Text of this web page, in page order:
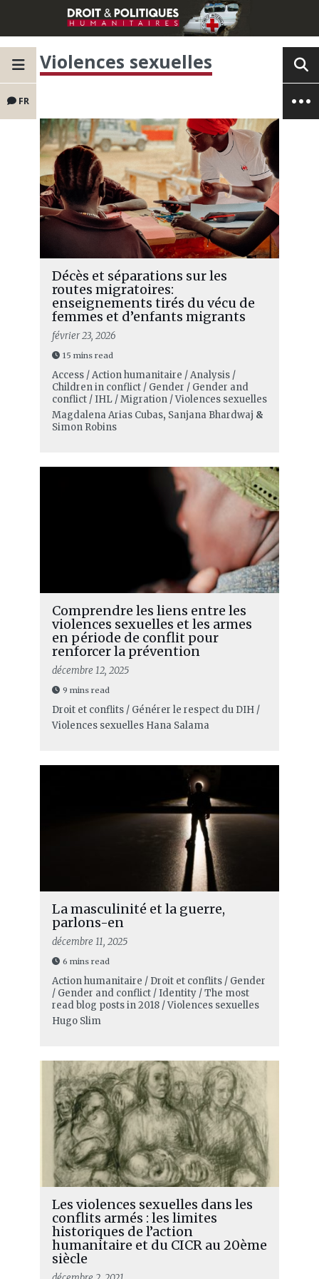
FR
Violences sexuelles
Décès et séparations sur les
routes migratoires:
enseignements tirés du vécu de
femmes et d’enfants migrants
février 23, 2026
15 mins read
Access / Action humanitaire / Analysis /
Children in conflict / Gender / Gender and
conflict / IHL / Migration / Violences sexuelles
Magdalena Arias Cubas, Sanjana Bhardwaj &
Simon Robins
Comprendre les liens entre les
violences sexuelles et les armes
en période de conflit pour
renforcer la prévention
décembre 12, 2025
9 mins read
Droit et conflits / Générer le respect du DIH /
Violences sexuelles Hana Salama
La masculinité et la guerre,
parlons-en
décembre 11, 2025
6 mins read
Action humanitaire / Droit et conflits / Gender
/ Gender and conflict / Identity / The most
read blog posts in 2018 / Violences sexuelles
Hugo Slim
Les violences sexuelles dans les
conflits armés : les limites
historiques de l’action
humanitaire et du CICR au 20ème
siècle